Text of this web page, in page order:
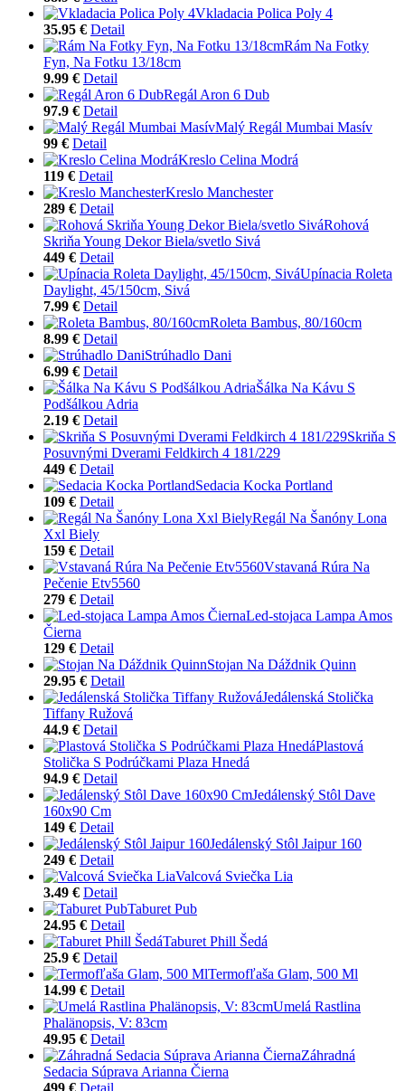
Vkladacia Polica Poly 4
35.95 € Detail
Rám Na Fotky
Fyn, Na Fotku 13/18cm
9.99 € Detail
Regál Aron 6 Dub
97.9 € Detail
Malý Regál Mumbai Masív
99 € Detail
Kreslo Celina Modrá
119 € Detail
Kreslo Manchester
289 € Detail
Rohová
Skriňa Young Dekor Biela/svetlo Sivá
449 € Detail
Upínacia Roleta
Daylight, 45/150cm, Sivá
7.99 € Detail
Roleta Bambus, 80/160cm
8.99 € Detail
Strúhadlo Dani
6.99 € Detail
Šálka Na Kávu S
Podšálkou Adria
2.19 € Detail
Skriňa S
Posuvnými Dverami Feldkirch 4 181/229
449 € Detail
Sedacia Kocka Portland
109 € Detail
Regál Na Šanóny Lona
Xxl Biely
159 € Detail
Vstavaná Rúra Na
Pečenie Etv5560
279 € Detail
Led-stojaca Lampa Amos
Čierna
129 € Detail
Stojan Na Dáždnik Quinn
29.95 € Detail
Jedálenská Stolička
Tiffany Ružová
44.9 € Detail
Plastová
Stolička S Podrúčkami Plaza Hnedá
94.9 € Detail
Jedálenský Stôl Dave
160x90 Cm
149 € Detail
Jedálenský Stôl Jaipur 160
249 € Detail
Valcová Sviečka Lia
3.49 € Detail
Taburet Pub
24.95 € Detail
Taburet Phill Šedá
25.9 € Detail
Termofľaša Glam, 500 Ml
14.99 € Detail
Umelá Rastlina
Phalänopsis, V: 83cm
49.95 € Detail
Záhradná
Sedacia Súprava Arianna Čierna
499 € Detail